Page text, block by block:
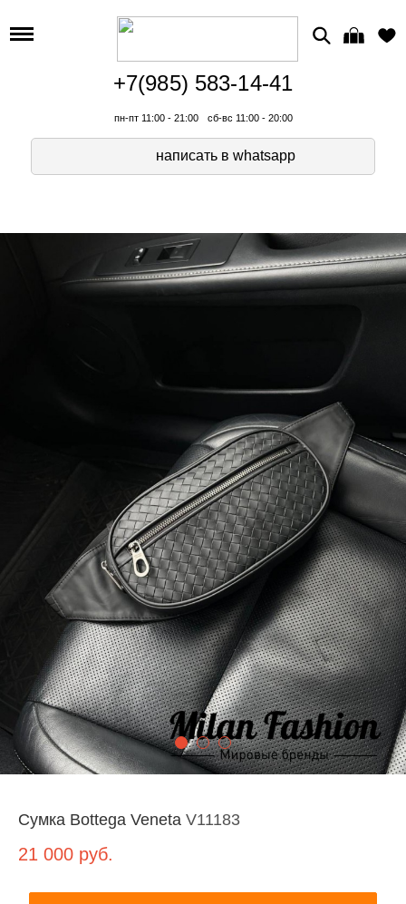
+7(985) 583-14-41
пн-пт 11:00 - 21:00 сб-вс 11:00 - 20:00
написать в whatsapp
Сумка Bottega Veneta V11183
21 000 руб.